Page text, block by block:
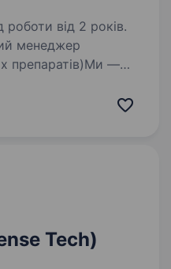
роботи від 2 років.
препаратів)Ми —
ветеринарних
Tech)